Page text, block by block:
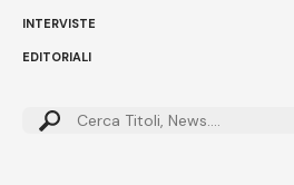
INTERVISTE
EDITORIALI
Cerca: